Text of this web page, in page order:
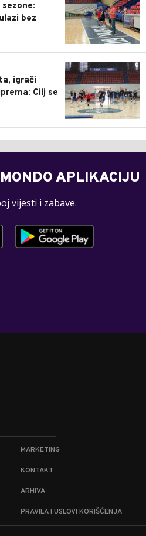
bez
0
igrači
Cilj se
APLIKACIJU
vijesti i zabave.
MARKETING
KONTAKT
ARHIVA
PRAVILA I USLOVI KORIŠĆENJA